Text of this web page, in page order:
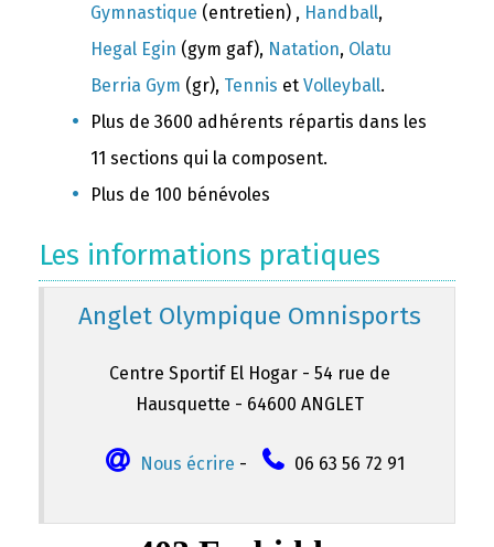
Gymnastique (entretien) , Handball,
Hegal Egin (gym gaf), Natation, Olatu
Berria Gym (gr), Tennis et Volleyball.
Plus de 3600 adhérents répartis dans les
11 sections qui la composent.
Plus de 100 bénévoles
Les informations pratiques
Anglet Olympique Omnisports
Centre Sportif El Hogar - 54 rue de
Hausquette - 64600 ANGLET
Nous écrire - 06 63 56 72 91